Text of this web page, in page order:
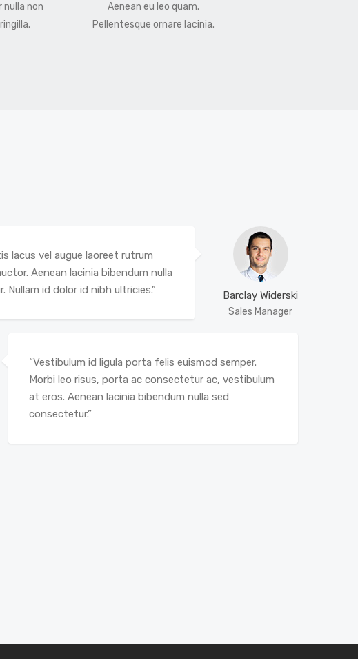
nulla non
Aenean eu leo quam.
Pellentesque ornare lacinia.
Barclay Widerski
Sales Manager
lacus vel augue laoreet rutrum
Aenean lacinia bibendum nulla
Nullam id dolor id nibh ultricies.”
“Vestibulum id ligula porta felis euismod semper.
Morbi leo risus, porta ac consectetur ac, vestibulum
at eros. Aenean lacinia bibendum nulla sed
consectetur.”